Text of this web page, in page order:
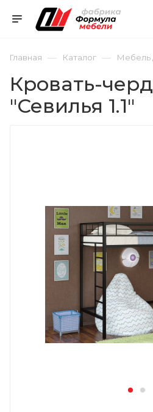
Главная — Каталог — Мебель
Кровать-
"Севилья 1.1"